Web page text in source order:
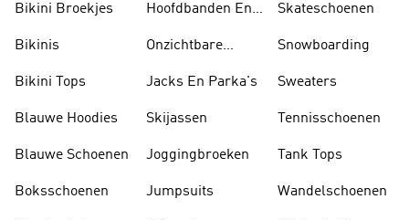
Bikini Broekjes
Bikinis
Bikini Tops
Blauwe Hoodies
Blauwe Schoenen
Boksschoenen
Hoofdbanden En
Onzichtbare
Jacks En Parka's
Skijassen
Joggingbroeken
Jumpsuits
Skateschoenen
Snowboarding
Sweaters
Tennisschoenen
Tank Tops
Wandelschoenen